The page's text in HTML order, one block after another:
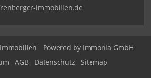
immobilien.de
Powered by Immonia GmbH
AGB Datenschutz Sitemap